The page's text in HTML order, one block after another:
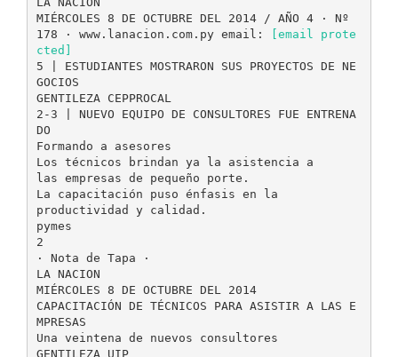
MIÉRCOLES 8 DE OCTUBRE DEL 2014 / AÑO 4 · Nº
178 · www.lanacion.com.py email:
[email prote
cted]
5 | ESTUDIANTES MOSTRARON SUS PROYECTOS DE NE
GOCIOS
GENTILEZA CEPPROCAL
2-3 | NUEVO EQUIPO DE CONSULTORES FUE ENTRENA
DO
Formando a asesores
Los técnicos brindan ya la asistencia a
las empresas de pequeño porte.
La capacitación puso énfasis en la
productividad y calidad.
pymes
2
· Nota de Tapa ·
LA NACION
MIÉRCOLES 8 DE OCTUBRE DEL 2014
CAPACITACIÓN DE TÉCNICOS PARA ASISTIR A LAS E
MPRESAS
Una veintena de nuevos consultores
GENTILEZA UIP